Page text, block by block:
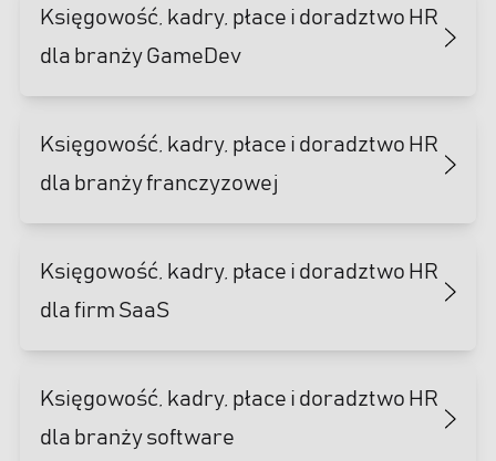
Księgowość, kadry, płace i doradztwo HR
dla branży GameDev
Księgowość, kadry, płace i doradztwo HR
dla branży franczyzowej
Księgowość, kadry, płace i doradztwo HR
dla firm SaaS
Księgowość, kadry, płace i doradztwo HR
dla branży software